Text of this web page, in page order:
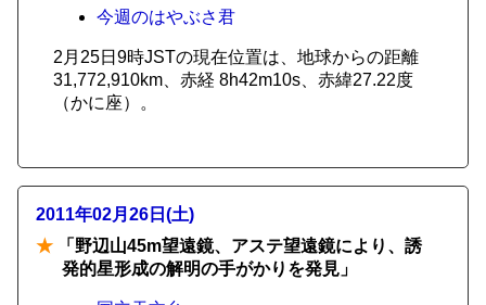
今週のはやぶさ君
2月25日9時JSTの現在位置は、地球からの距離
31,772,910km、赤経 8h42m10s、赤緯27.22度
（かに座）。
2011年02月26日(土)
★ 「野辺山45m望遠鏡、アステ望遠鏡により、誘
発的星形成の解明の手がかりを発見」